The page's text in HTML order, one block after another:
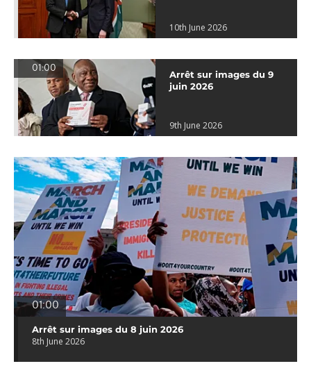
10th June 2026
01:00
Arrêt sur images du 9
juin 2026
9th June 2026
01:00
Arrêt sur images du 8 juin 2026
8th June 2026